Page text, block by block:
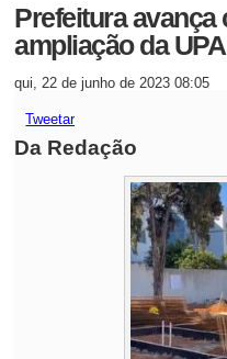
Prefeitura avança
ampliação da UPA
qui, 22 de junho de 2023 08:05
Tweetar
Da Redação